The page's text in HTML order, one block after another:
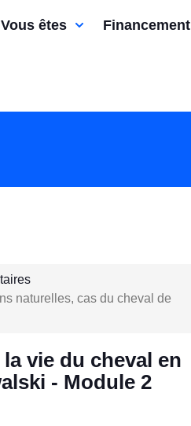
Vous êtes Financement
naturelles, cas du cheval de
vie du cheval en
- Module 2